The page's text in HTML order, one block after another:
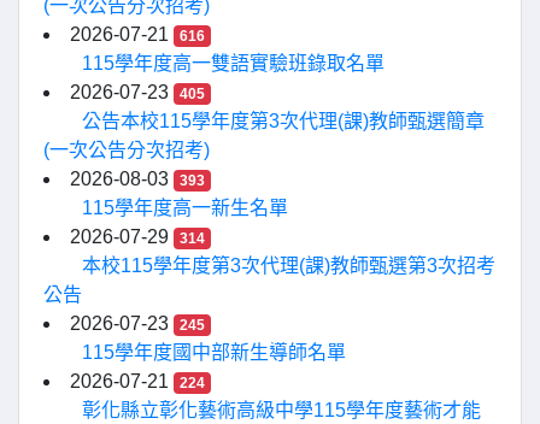
(一次公告分次招考)
2026-07-21
616
115學年度高一雙語實驗班錄取名單
2026-07-23
405
公告本校115學年度第3次代理(課)教師甄選簡章
(一次公告分次招考)
2026-08-03
393
115學年度高一新生名單
2026-07-29
314
本校115學年度第3次代理(課)教師甄選第3次招考
公告
2026-07-23
245
115學年度國中部新生導師名單
2026-07-21
224
彰化縣立彰化藝術高級中學115學年度藝術才能